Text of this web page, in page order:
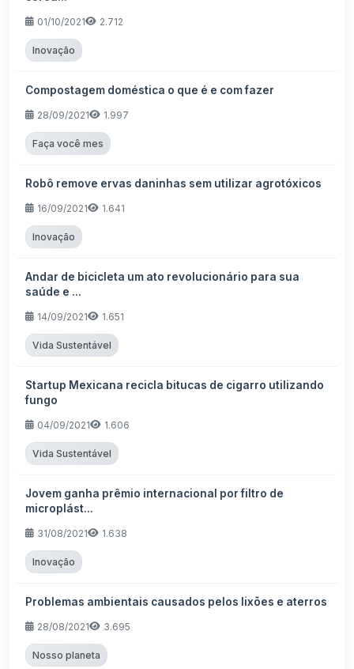
01/10/2021 2.712
Inovação
Compostagem doméstica o que é e com fazer
28/09/2021 1.997
Faça você mes
Robô remove ervas daninhas sem utilizar agrotóxicos
16/09/2021 1.641
Inovação
Andar de bicicleta um ato revolucionário para sua
saúde e ...
14/09/2021 1.651
Vida Sustentável
Startup Mexicana recicla bitucas de cigarro utilizando
fungo
04/09/2021 1.606
Vida Sustentável
Jovem ganha prêmio internacional por filtro de
microplást...
31/08/2021 1.638
Inovação
Problemas ambientais causados pelos lixões e aterros
28/08/2021 3.695
Nosso planeta